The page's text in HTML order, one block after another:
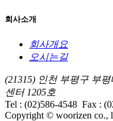
회사소개
회사개요
오시는길
(21315) 인천 부평구 부
센터 1205호
Tel : (02)586-4548 Fax :
Copyright © woorizen co.,